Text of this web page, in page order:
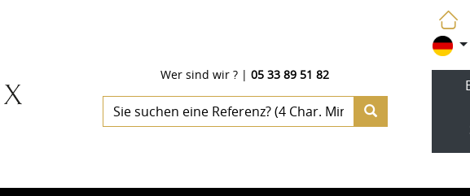
Wer sind wir ? |05 33 89 51 82